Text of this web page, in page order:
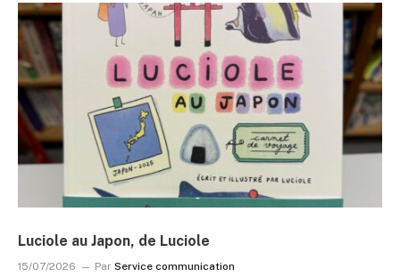
Luciole au Japon, de Luciole
15/07/2026 Par Service communication